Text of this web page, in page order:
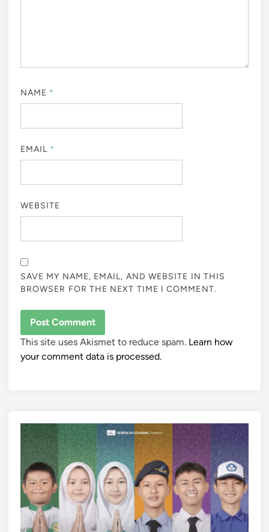
NAME *
EMAIL *
WEBSITE
SAVE MY NAME, EMAIL, AND WEBSITE IN THIS
BROWSER FOR THE NEXT TIME I COMMENT.
This site uses Akismet to reduce spam. Learn how
your comment data is processed.